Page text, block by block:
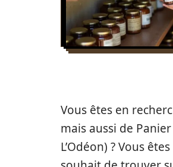
Vous êtes en
mais aussi de
L’Odéon) ? Vous